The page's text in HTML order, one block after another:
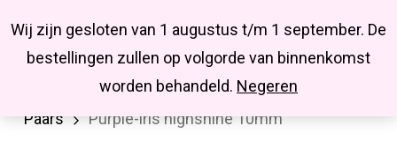
Wij zijn gesloten van 1 augustus t/m 1 september. De
bestellingen zullen op volgorde van binnenkomst
worden behandeld. Negeren
main
Missbluesieraden
searchaccount
Kralen en kralenmixen
Glaskralen
Paars
Purple-iris highshine 10mm
Close